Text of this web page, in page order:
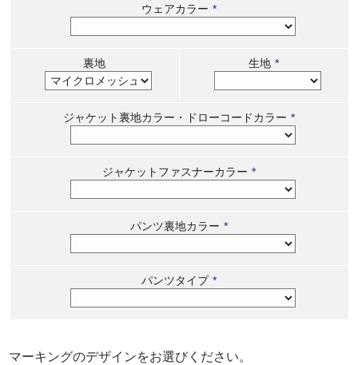
ウェアカラー *
裏地 生地 *
ジャケット裏地カラー・ドローコードカラー *
ジャケットファスナーカラー *
パンツ裏地カラー *
パンツタイプ *
マーキングのデザインをお選びください。